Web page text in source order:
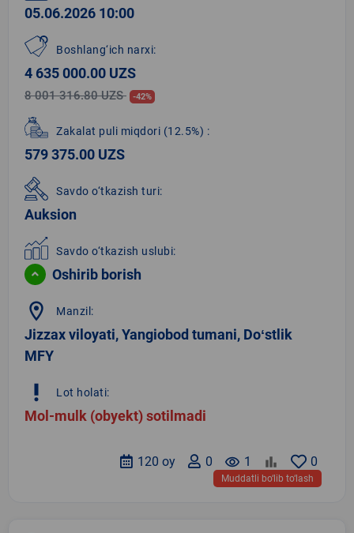
05.06.2026 10:00
Boshlang‘ich narxi:
4 635 000.00 UZS
8 001 316.80 UZS -42%
Zakalat puli miqdori (12.5%) :
579 375.00 UZS
Savdo o‘tkazish turi:
Auksion
Savdo o‘tkazish uslubi:
Oshirib borish
location_on Manzil:
Jizzax viloyati, Yangiobod tumani, Doʻstlik
MFY
priority_high Lot holati:
Mol-mulk (obyekt) sotilmadi
0
remove_red_eye 1
0
120 oy
Muddatli bo‘lib to‘lash